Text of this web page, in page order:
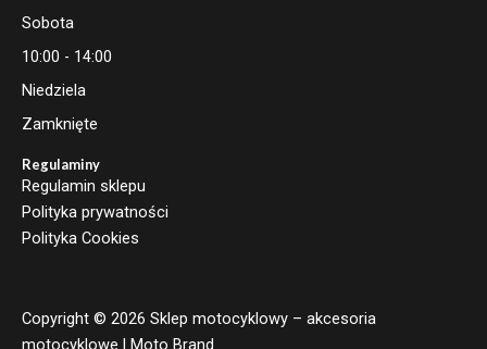
Sobota
10:00 - 14:00
Niedziela
Zamknięte
Regulaminy
Regulamin sklepu
Polityka prywatności
Polityka Cookies
Copyright © 2026 Sklep motocyklowy – akcesoria
motocyklowe | Moto Brand